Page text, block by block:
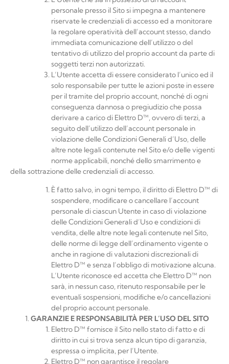
personale presso il Sito si impegna a mantenere
riservate le credenziali di accesso ed a monitorare
la regolare operatività dell’account stesso, dando
immediata comunicazione dell’utilizzo o del
tentativo di utilizzo del proprio account da parte di
soggetti terzi nonautorizzati.
L’Utente accetta di essere considerato l’unico ed il
solo responsabile per tutte le azioni poste in essere
per il tramite del proprio account, nonché di ogni
conseguenza dannosa o pregiudizio che possa
derivare a carico di Elettro D™, ovvero di terzi, a
seguito dell’utilizzo dell’account personale in
violazione delle Condizioni Generali d’Uso, delle
altre note legali contenute nel Sito e/o delle vigenti
norme applicabili, nonché dello smarrimentoe
della sottrazione delle credenziali diaccesso.
È fatto salvo, in ogni tempo, il diritto di Elettro D™ di
sospendere, modiﬁcare o cancellare l’account
personale di ciascun Utente in caso di violazione
delle Condizioni Generali d’Uso e condizioni di
vendita, delle altre note legali contenute nel Sito,
delle norme di legge dell’ordinamento vigente o
anche in ragione di valutazioni discrezionali di
Elettro D™ e senza l’obbligo di motivazione alcuna.
L’Utente riconosce ed accetta che Elettro D™ non
sarà, in nessun caso, ritenuto responsabile per le
eventuali sospensioni, modiﬁche e/o cancellazioni
del proprio account personale.
GARANZIEERESPONSABILITÀPER L’USODELSITO
Elettro D™ fornisce il Sito nello stato di fatto e di
diritto in cui si trova senza alcun tipo di garanzia,
espressa o implicita, per l’Utente.
Elettro D™ non garantisce il regolare